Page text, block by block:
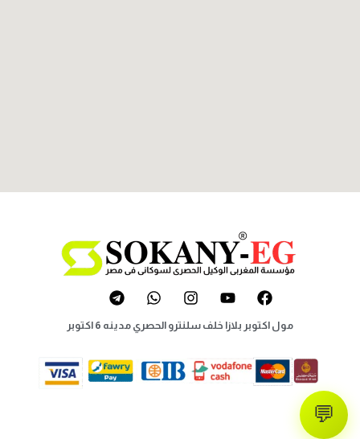
مول اكتوبر بلازا خلف سلنترو الحصري مدينه 6 اكتوبر
💬